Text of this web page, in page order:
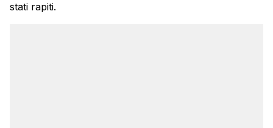
stati rapiti.